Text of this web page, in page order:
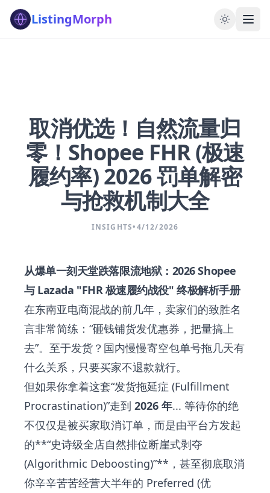
ListingMorph
取消优选！自然流量归
零！Shopee FHR (极速
履约率) 2026 罚单解密
与抢救机制大全
INSIGHTS•4/12/2026
从爆单一刻天堂跌落限流地狱：2026 Shopee
与 Lazada "FHR 极速履约战役" 终极解析手册
在东南亚电商混战的前几年，卖家们的致胜名
言非常简练：“砸钱铺货发优惠券，把量搞上
去”。至于发货？国内慢慢寄空包单号拖几天有
什么关系，只要买家不退款就行。
但如果你拿着这套“发货拖延症 (Fulfillment
Procrastination)”走到 2026 年... 等待你的绝
不仅仅是被买家取消订单，而是由平台方发起
的**“史诗级全店自然排位断崖式剥夺
(Algorithmic Deboosting)”**，甚至彻底取消
你辛辛苦苦经营大半年的 Preferred (优